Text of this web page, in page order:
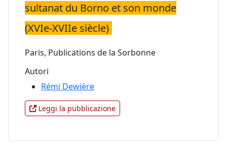
sultanat du Borno et son monde
(XVIe-XVIIe siècle)
Paris, Publications de la Sorbonne
Autori
Rémi Dewière
Leggi la pubblicazione